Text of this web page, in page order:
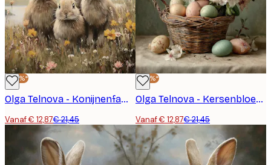
-40%*
Olga Telnova - Konijnenfamilie in Wildbloemenveld Poster
Vanaf € 12,87€ 21,45
-40%*
Olga Telnova - Kersenbloesem Paasmandje Poster
Vanaf € 12,87€ 21,45